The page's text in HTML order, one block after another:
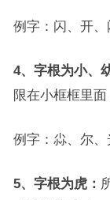
例字：闪、开、
4、字根为小、
限在小框框里面
例字：尛、尔、
5、字根为虎：